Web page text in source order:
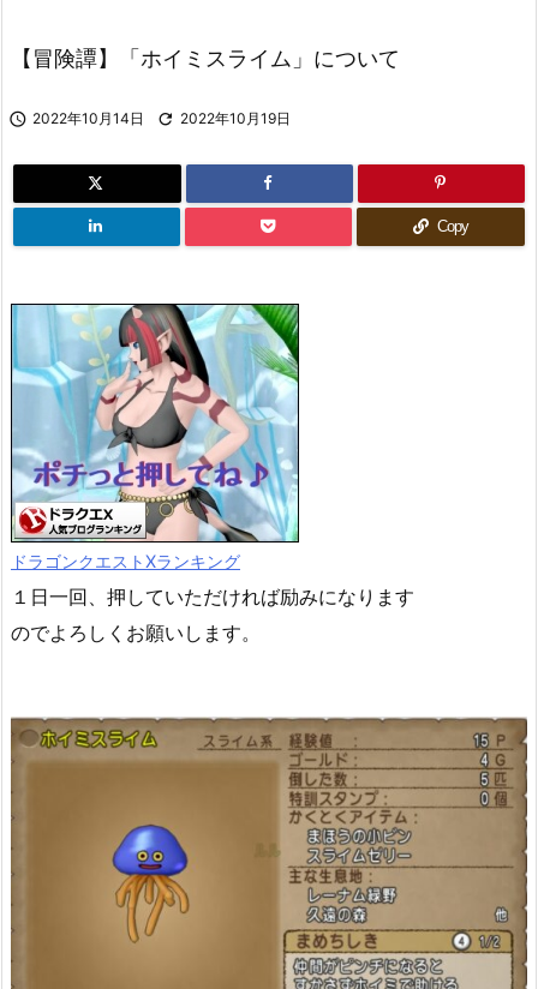
【冒険譚】「ホイミスライム」について
 2022年10月14日  2022年10月19日
Copy
ドラゴンクエストXランキング
１日一回、押していただければ励みになります
のでよろしくお願いします。